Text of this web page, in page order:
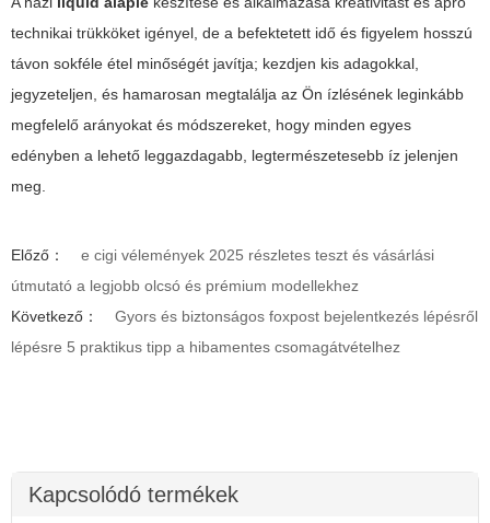
technikai trükköket igényel, de a befektetett idő és figyelem hosszú
távon sokféle étel minőségét javítja; kezdjen kis adagokkal,
jegyzeteljen, és hamarosan megtalálja az Ön ízlésének leginkább
megfelelő arányokat és módszereket, hogy minden egyes
edényben a lehető leggazdagabb, legtermészetesebb íz jelenjen
meg.
Előző：
e cigi vélemények 2025 részletes teszt és vásárlási
útmutató a legjobb olcsó és prémium modellekhez
Következő：
Gyors és biztonságos foxpost bejelentkezés lépésről
lépésre 5 praktikus tipp a hibamentes csomagátvételhez
Kapcsolódó termékek